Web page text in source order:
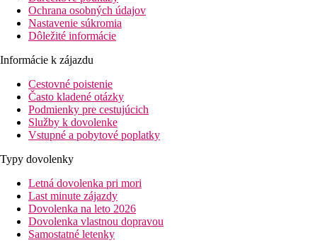
Ochrana osobných údajov
Nastavenie súkromia
Dôležité informácie
Informácie k zájazdu
Cestovné poistenie
Často kladené otázky
Podmienky pre cestujúcich
Služby k dovolenke
Vstupné a pobytové poplatky
Typy dovolenky
Letná dovolenka pri mori
Last minute zájazdy
Dovolenka na leto 2026
Dovolenka vlastnou dopravou
Samostatné letenky